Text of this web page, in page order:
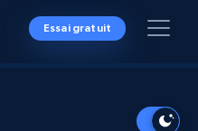
Essai gratuit